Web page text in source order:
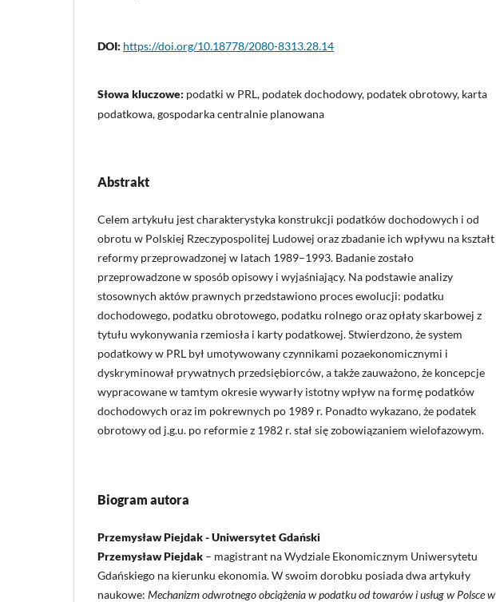
DOI: https://doi.org/10.18778/2080-8313.28.14
Słowa kluczowe: podatki w PRL, podatek dochodowy, podatek obrotowy, karta
podatkowa, gospodarka centralnie planowana
Abstrakt
Celem artykułu jest charakterystyka konstrukcji podatków dochodowych i od
obrotu w Polskiej Rzeczypospolitej Ludowej oraz zbadanie ich wpływu na kształt
reformy przeprowadzonej w latach 1989–1993. Badanie zostało
przeprowadzone w sposób opisowy i wyjaśniający. Na podstawie analizy
stosownych aktów prawnych przedstawiono proces ewolucji: podatku
dochodowego, podatku obrotowego, podatku rolnego oraz opłaty skarbowej z
tytułu wykonywania rzemiosła i karty podatkowej. Stwierdzono, że system
podatkowy w PRL był umotywowany czynnikami pozaekonomicznymi i
dyskryminował prywatnych przedsiębiorców, a także zauważono, że koncepcje
wypracowane w tamtym okresie wywarły istotny wpływ na formę podatków
dochodowych oraz im pokrewnych po 1989 r. Ponadto wykazano, że podatek
obrotowy od j.g.u. po reformie z 1982 r. stał się zobowiązaniem wielofazowym.
Biogram autora
Przemysław Piejdak - Uniwersytet Gdański
Przemysław Piejdak – magistrant na Wydziale Ekonomicznym Uniwersytetu
Gdańskiego na kierunku ekonomia. W swoim dorobku posiada dwa artykuły
naukowe: Mechanizm odwrotnego obciążenia w podatku od towarów i usług w Polsce w